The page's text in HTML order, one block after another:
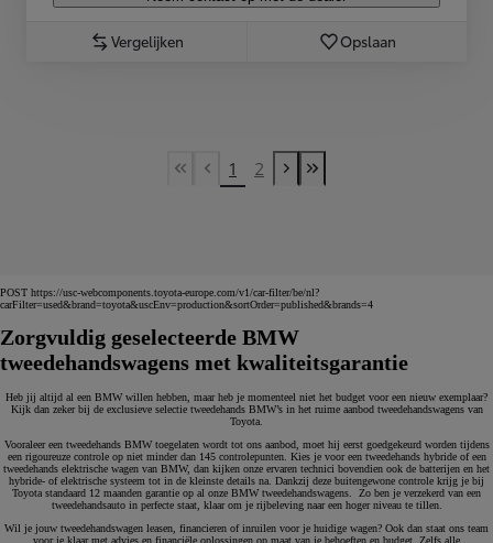
Vergelijken Opslaan
First Page
Previous page
1 2
Next page
Last Page
POST https://usc-webcomponents.toyota-europe.com/v1/car-filter/be/nl?
carFilter=used&brand=toyota&uscEnv=production&sortOrder=published&brands=4
Zorgvuldig geselecteerde BMW
tweedehandswagens met kwaliteitsgarantie
Heb jij altijd al een BMW willen hebben, maar heb je momenteel niet het budget voor een nieuw exemplaar?
Kijk dan zeker bij de exclusieve selectie tweedehands BMW’s in het ruime aanbod tweedehandswagens van
Toyota.
Vooraleer een tweedehands BMW toegelaten wordt tot ons aanbod, moet hij eerst goedgekeurd worden tijdens
een rigoureuze controle op niet minder dan 145 controlepunten. Kies je voor een tweedehands hybride of een
tweedehands elektrische wagen van BMW, dan kijken onze ervaren technici bovendien ook de batterijen en het
hybride- of elektrische systeem tot in de kleinste details na. Dankzij deze buitengewone controle krijg je bij
Toyota standaard 12 maanden garantie op al onze BMW tweedehandswagens. Zo ben je verzekerd van een
tweedehandsauto in perfecte staat, klaar om je rijbeleving naar een hoger niveau te tillen.
Wil je jouw tweedehandswagen leasen, financieren of inruilen voor je huidige wagen? Ook dan staat ons team
voor je klaar met advies en financiële oplossingen op maat van je behoeften en budget. Zelfs alle